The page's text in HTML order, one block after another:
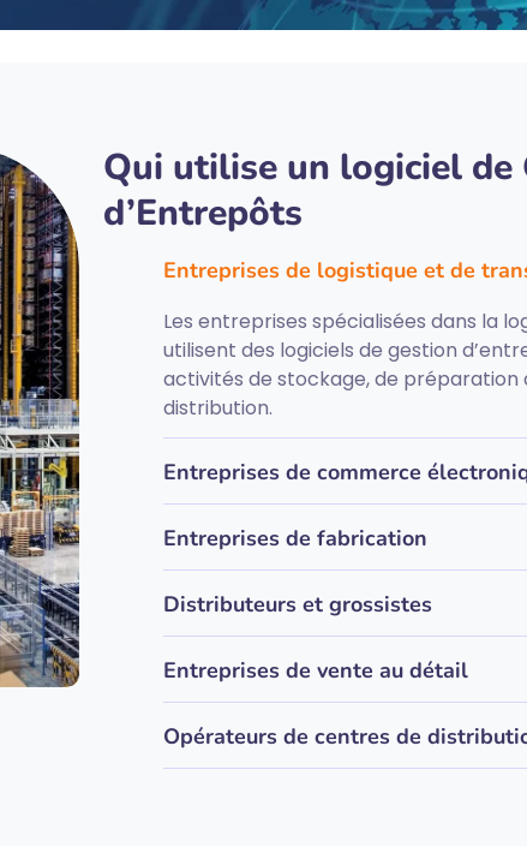
Qui utilise un logiciel de
d’Entrepôts
Entreprises de logistique et de
Les entreprises spécialisées dans la
utilisent des logiciels de gestion
activités de stockage, de préparation
distribution.
Entreprises de commerce
Entreprises de fabrication
Distributeurs et grossistes
Entreprises de vente au détail
Opérateurs de centres de